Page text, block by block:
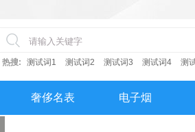
热搜: 测试词1 测试词2 测试词3 测试词4 测
奢侈名表 电子烟